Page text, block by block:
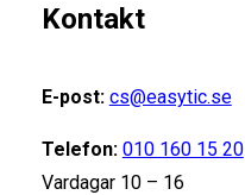
Kontakt
E-post: cs@easytic.se
Telefon: 010 160 15 20
Vardagar 10 – 16